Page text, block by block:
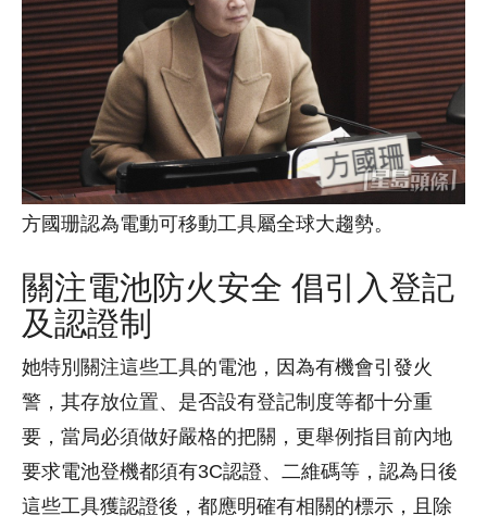
方國珊認為電動可移動工具屬全球大趨勢。
關注電池防火安全 倡引入登記
及認證制
她特別關注這些工具的電池，因為有機會引發火
警，其存放位置、是否設有登記制度等都十分重
要，當局必須做好嚴格的把關，更舉例指目前內地
要求電池登機都須有3C認證、二維碼等，認為日後
這些工具獲認證後，都應明確有相關的標示，且除